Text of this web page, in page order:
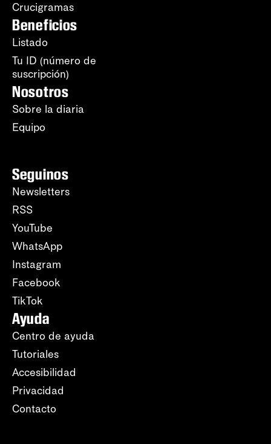
Crucigramas
Beneficios
Listado
Tu ID (número de
suscripción)
Nosotros
Sobre la diaria
Equipo
Seguinos
Newsletters
RSS
YouTube
WhatsApp
Instagram
Facebook
TikTok
Ayuda
Centro de ayuda
Tutoriales
Accesibilidad
Privacidad
Contacto